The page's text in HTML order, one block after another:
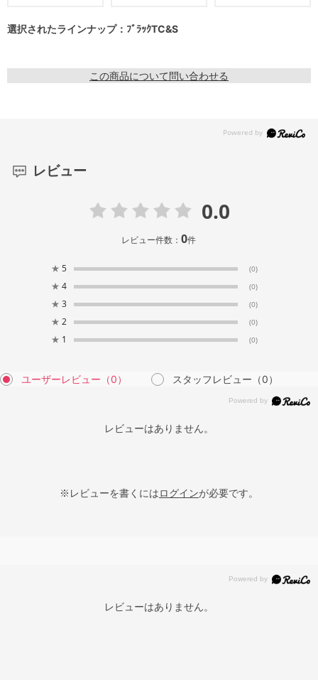
選択されたラインナップ：ﾌﾞﾗｯｸTC&S
この商品について問い合わせる
レビュー
0.0
レビュー件数：0件
★ 5 (0)
★ 4 (0)
★ 3 (0)
★ 2 (0)
★ 1 (0)
ユーザーレビュー （0） スタッフレビュー （0）
レビューはありません。
※レビューを書くにはログインが必要です。
レビューはありません。